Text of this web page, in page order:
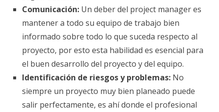
Comunicación: Un deber del project manager es
mantener a todo su equipo de trabajo bien
informado sobre todo lo que suceda respecto al
proyecto, por esto esta habilidad es esencial para
el buen desarrollo del proyecto y del equipo.
Identificación de riesgos y problemas: No
siempre un proyecto muy bien planeado puede
salir perfectamente, es ahí donde el profesional